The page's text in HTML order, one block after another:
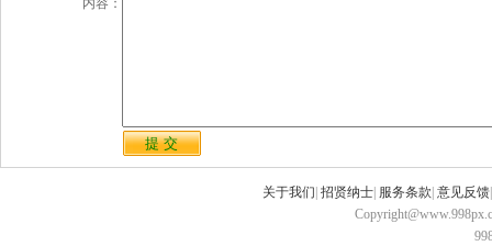
内容：
关于我们 招贤纳士 服务条款 意见反馈